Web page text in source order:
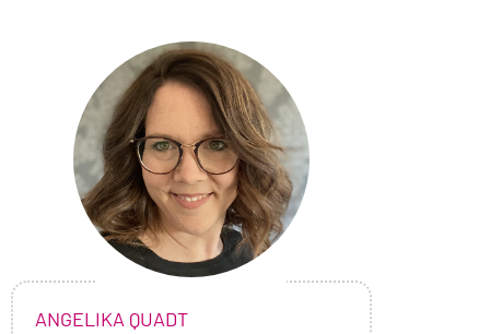
Foto
von
Angelika
Quadt
NAME:
ANGELIKA QUADT,